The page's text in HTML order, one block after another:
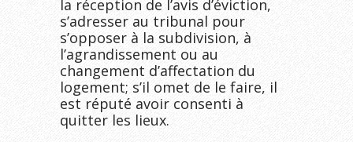
la réception de l’avis d’éviction,
s’adresser au tribunal pour
s’opposer à la subdivision, à
l’agrandissement ou au
changement d’affectation du
logement; s’il omet de le faire, il
est réputé avoir consenti à
quitter les lieux.